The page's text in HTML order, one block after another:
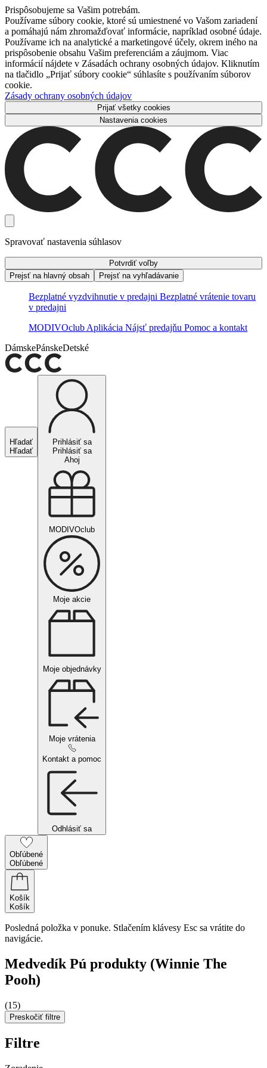
Prispôsobujeme sa Vašim potrebám.
Používame súbory cookie, ktoré sú umiestnené vo Vašom zariadení
a pomáhajú nám zhromažďovať informácie, napríklad osobné údaje.
Používame ich na analytické a marketingové účely, okrem iného na
prispôsobenie obsahu Vašim preferenciám a záujmom. Viac
informácií nájdete v Zásadách ochrany osobných údajov. Kliknutím
na tlačidlo „Prijať súbory cookie“ súhlasíte s používaním súborov
cookie.
Zásady ochrany osobných údajov
Prijať všetky cookies
Nastavenia cookies
Spravovať nastavenia súhlasov
Potvrdiť voľby
Prejsť na hlavný obsah
Prejsť na vyhľadávanie
Bezplatné vyzdvihnutie v predajni Bezplatné vrátenie tovaru
v predajni
MODIVOclub Aplikácia Nájsť predajňu Pomoc a kontakt
DámskePánskeDetské
Hľadať
Hľadať
Prihlásiť sa
Prihlásiť sa
Ahoj
MODIVOclub
Moje akcie
Moje objednávky
Moje vrátenia
Kontakt a pomoc
Odhlásiť sa
Obľúbené
Obľúbené
Košík
Košík
Posledná položka v ponuke. Stlačením klávesy Esc sa vrátite do
navigácie.
Medvedík Pú produkty (Winnie The
Pooh)
(15)
Preskočiť filtre
Filtre